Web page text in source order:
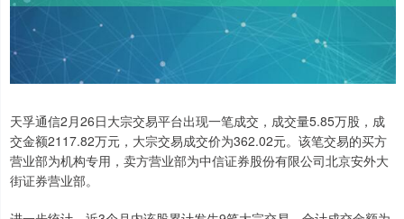
天孚通信2月26日大宗交易平台出现一笔成交，成交量5.85万股，成
交金额2117.82万元，大宗交易成交价为362.02元。该笔交易的买方
营业部为机构专用，卖方营业部为中信证券股份有限公司北京安外大
街证券营业部。